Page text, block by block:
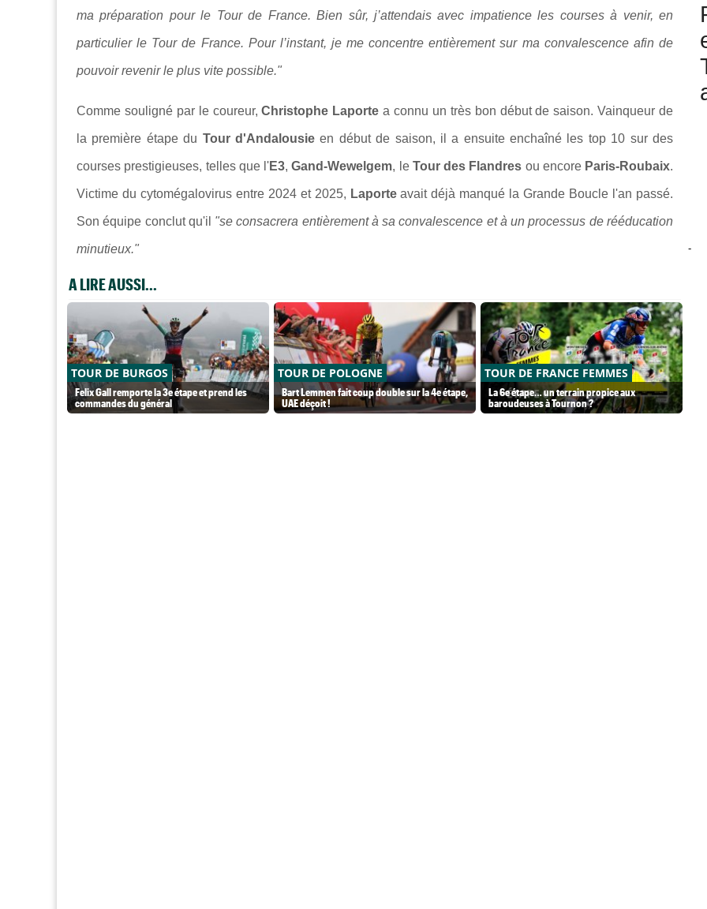
ma préparation pour le Tour de France. Bien sûr, j’attendais avec impatience les courses à venir, en
particulier le Tour de France. Pour l’instant, je me concentre entièrement sur ma convalescence afin de
pouvoir revenir le plus vite possible."
Comme souligné par le coureur,Christophe Laporte a connu un très bon début de saison. Vainqueur de
la première étape du Tour d'Andalousieen début de saison, il a ensuite enchaîné les top 10 sur des
courses prestigieuses, telles que l'E3,Gand-Wewelgem, le Tour des Flandres ou encore Paris-Roubaix.
Victime du cytomégalovirus entre 2024 et 2025, Laporteavait déjà manqué la Grande Boucle l'an passé.
Son équipe conclut qu'il "se consacrera entièrement à sa convalescence et à un processus de rééducation
minutieux."
A LIRE AUSSI...
TOUR DE BURGOS
Felix Gall remporte la 3e étape et prend les
commandes du général
TOUR DE POLOGNE
Bart Lemmen fait coup double sur la 4e étape,
UAE déçoit !
TOUR DE FRANCE FEMMES
La 6e étape… un terrain propice aux
baroudeuses à Tournon ?
-